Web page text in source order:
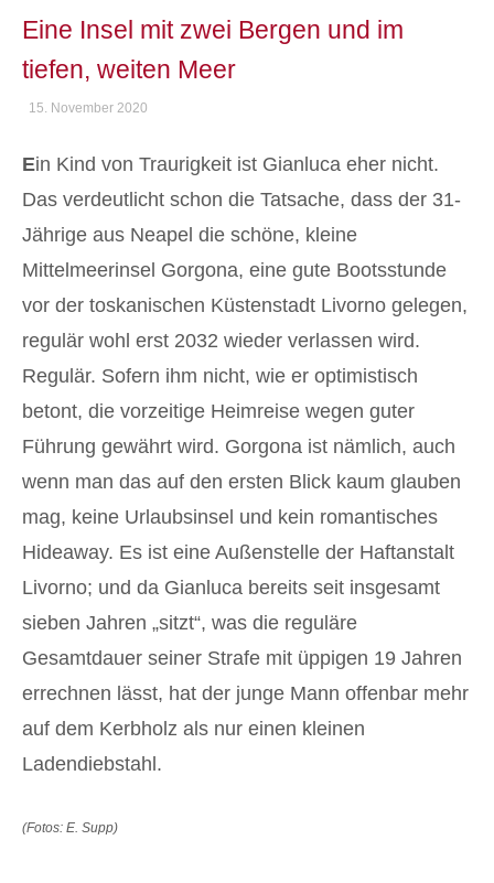
Eine Insel mit zwei Bergen und im
tiefen, weiten Meer
15. November 2020
Ein Kind von Traurigkeit ist Gianluca eher nicht.
Das verdeutlicht schon die Tatsache, dass der 31-
Jährige aus Neapel die schöne, kleine
Mittelmeerinsel Gorgona, eine gute Bootsstunde
vor der toskanischen Küstenstadt Livorno gelegen,
regulär wohl erst 2032 wieder verlassen wird.
Regulär. Sofern ihm nicht, wie er optimistisch
betont, die vorzeitige Heimreise wegen guter
Führung gewährt wird. Gorgona ist nämlich, auch
wenn man das auf den ersten Blick kaum glauben
mag, keine Urlaubsinsel und kein romantisches
Hideaway. Es ist eine Außenstelle der Haftanstalt
Livorno; und da Gianluca bereits seit insgesamt
sieben Jahren „sitzt“, was die reguläre
Gesamtdauer seiner Strafe mit üppigen 19 Jahren
errechnen lässt, hat der junge Mann offenbar mehr
auf dem Kerbholz als nur einen kleinen
Ladendiebstahl.
(Fotos: E. Supp)